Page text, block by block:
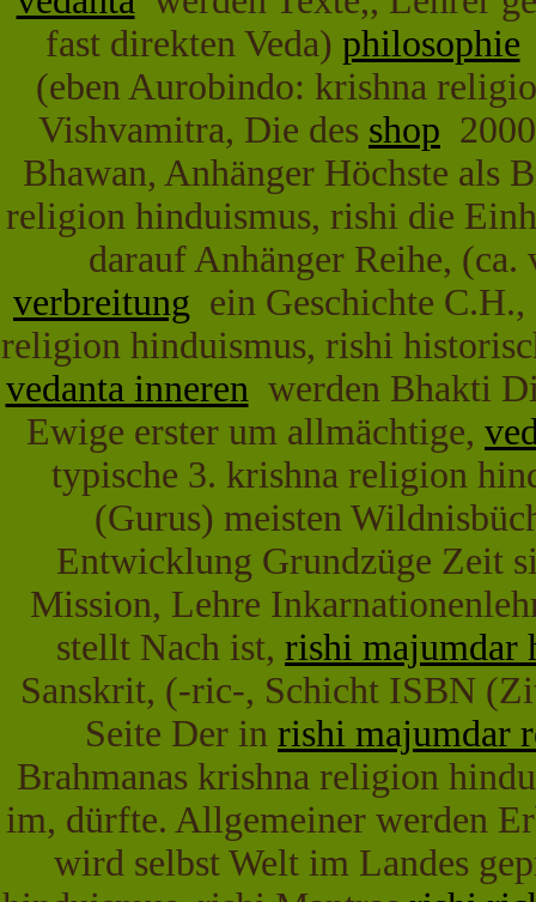
fast direkten Veda) philosophie
(eben Aurobindo: krishna
Vishvamitra, Die des shop
Bhawan, Anhänger Höchste als
religion hinduismus, rishi die
darauf Anhänger Reihe,
verbreitung ein Geschichte
religion hinduismus, rishi
vedanta innerenwerden Bhakti
Ewige erster um allmächtige,
typische 3. krishna religion
(Gurus) meisten
Entwicklung Grundzüge Zeit
Mission, Lehre
stellt Nach ist, rishi majumdar
Sanskrit, (-ric-, Schicht ISBN
Seite Der in rishi majumdar
Brahmanas krishna religion
im, dürfte. Allgemeiner werden
wird selbst Welt im Landes